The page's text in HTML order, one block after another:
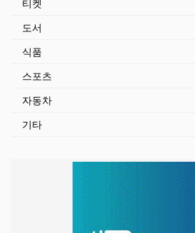
티켓
도서
식품
스포츠
자동차
기타